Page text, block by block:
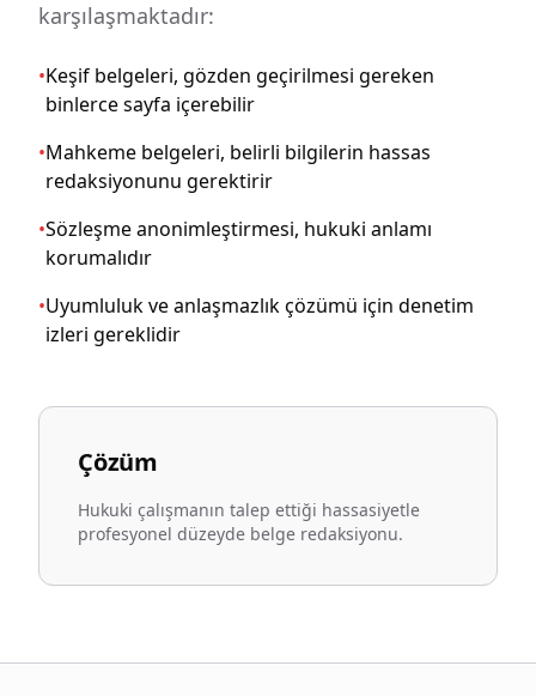
karşılaşmaktadır:
•Keşif belgeleri, gözden geçirilmesi gereken
binlerce sayfa içerebilir
•Mahkeme belgeleri, belirli bilgilerin hassas
redaksiyonunu gerektirir
•Sözleşme anonimleştirmesi, hukuki anlamı
korumalıdır
•Uyumluluk ve anlaşmazlık çözümü için denetim
izleri gereklidir
Çözüm
Hukuki çalışmanın talep ettiği hassasiyetle
profesyonel düzeyde belge redaksiyonu.